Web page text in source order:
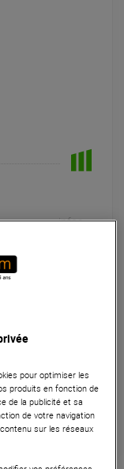
+infos
559.67 €
2x559.67 €
:
0 €
0%
pour optimiser les
produits en fonction de
de la publicité et sa
de votre navigation
sur les réseaux